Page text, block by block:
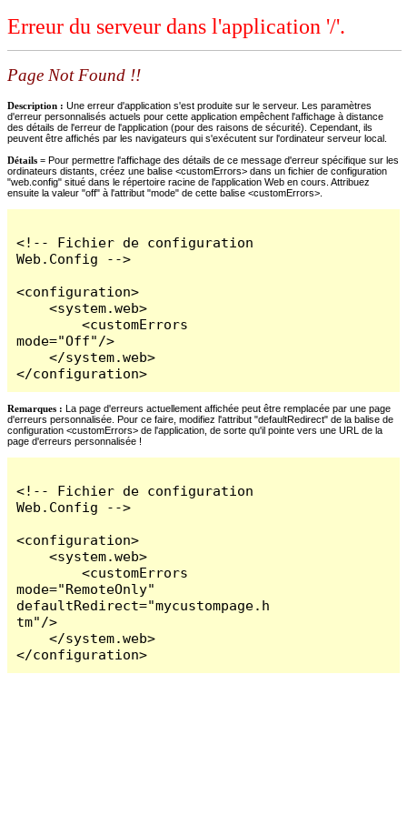
Erreur du serveur dans l'application '/'.
Page Not Found !!
Description : Une erreur d'application s'est produite sur le serveur. Les paramètres
d'erreur personnalisés actuels pour cette application empêchent l'affichage à distance
des détails de l'erreur de l'application (pour des raisons de sécurité). Cependant, ils
peuvent être affichés par les navigateurs qui s'exécutent sur l'ordinateur serveur local.
Détails = Pour permettre l'affichage des détails de ce message d'erreur spécifique sur les
ordinateurs distants, créez une balise <customErrors> dans un fichier de configuration
"web.config" situé dans le répertoire racine de l'application Web en cours. Attribuez
ensuite la valeur "off" à l'attribut "mode" de cette balise <customErrors>.
<!-- Fichier de configuration
Web.Config -->
<configuration>
    <system.web>
        <customErrors
mode="Off"/>
    </system.web>
</configuration>
Remarques : La page d'erreurs actuellement affichée peut être remplacée par une page
d'erreurs personnalisée. Pour ce faire, modifiez l'attribut "defaultRedirect" de la balise de
configuration <customErrors> de l'application, de sorte qu'il pointe vers une URL de la
page d'erreurs personnalisée !
<!-- Fichier de configuration
Web.Config -->
<configuration>
    <system.web>
        <customErrors
mode="RemoteOnly"
defaultRedirect="mycustompage.h
tm"/>
    </system.web>
</configuration>